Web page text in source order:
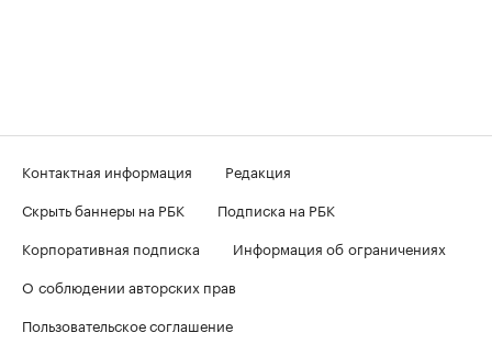
Контактная информация
Редакция
Скрыть баннеры на РБК
Подписка на РБК
Корпоративная подписка
Информация об ограничениях
О соблюдении авторских прав
Пользовательское соглашение